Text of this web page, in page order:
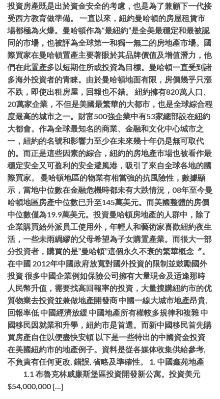
投資房產既是出於資金安全的考慮，也是為了兼顧下一代接
受西方教育做準備。 一直以來，紐約曼哈頓的房屋租賃市
場都極為火爆。曼哈頓作為“最紐約”是全美最穩定和最被認
同的市場，也被評為全球第一和獨一無二的房地產市場。國
際買家在曼哈頓置產主要著眼於其品牌價值及增值潛力，他
們在此置產多以短期住所或投資為目標。曼哈頓一直受到諸
多海外投資者的青睞。由於曼哈頓地面有限，房價幾乎只漲
不跌，即使出租房屋，回報也不錯。 紐約擁有820萬人口、
20萬家企業，不但是美國最繁華的大都市，也是全球綜合程
度最高的城市之一。財富500強企業中有53家總部設在紐約
大都會。作為全球最知名的商業、金融和文化中心城市之
一，紐約的名號和影響力至少在未來幾十年仍是無可取代
的。而正是這些因素的綜合，紐約的房地產市場也被看作最
穩定安全又可盈利的安全避風港，吸引了來自全球各地的國
際買家。 曼哈頓地區的物業有相當強的抗風險性，數據顯
示，當地中位數在金融危機時都未有大跌情況，08年至今曼
哈頓地區房產中位數已升至145萬美元。而美國整體的房價
中位數僅為19.9萬美元。投資曼哈頓房地產的人群中，除了
企業購買給外派員工使用外，年輕人和藝術家喜歡紐約夜生
活，一些未雨綢繆的父母希望為子女購置產業。而很大一部
分投資者，購買的是”曼哈頓”這個永久不衰的繁華概念〞。
在中國 2012年中國政府放寬對國外投資的限制並鼓勵國外
投資 很多中國企業例如保險公司擁有大量現金及适逢那時
人民幣升值，需要找高回報率的投資，大量搜購紐約市的优
質物業去投資並兼做地產開發商 中國一線大城市地產昂貴,
回報率低 中國經濟放緩 中國地產所有權較多規律和複雜 中
國移民因就業和升學，紐約市是首選。而新中國移民首先購
買房產自住以便盡快安頓 以下是一些特出的中國資金投資
在美國紐約市的地產例子。資料是從各媒体收集供給參考,
不負責有任何更改, 錯誤, 省略及準確性。 1. 中國鑫苑地產
1.1 布魯克林威廉斯堡區投資開發新公寓。投資美元
$54,000,000 […]